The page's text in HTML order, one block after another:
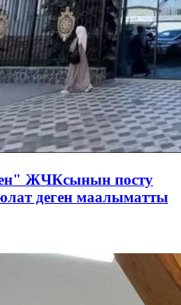
ЖЧКсынын посту
деген маалыматты